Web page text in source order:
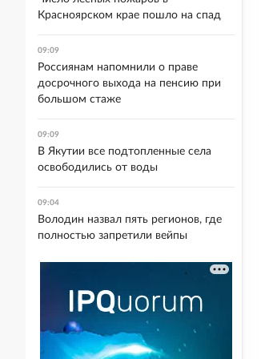
Красноярском крае пошло на спад
09:09
Россиянам напомнили о праве
досрочного выхода на пенсию при
большом стаже
09:09
В Якутии все подтопленные села
освободились от воды
09:04
Володин назвал пять регионов, где
полностью запретили вейпы